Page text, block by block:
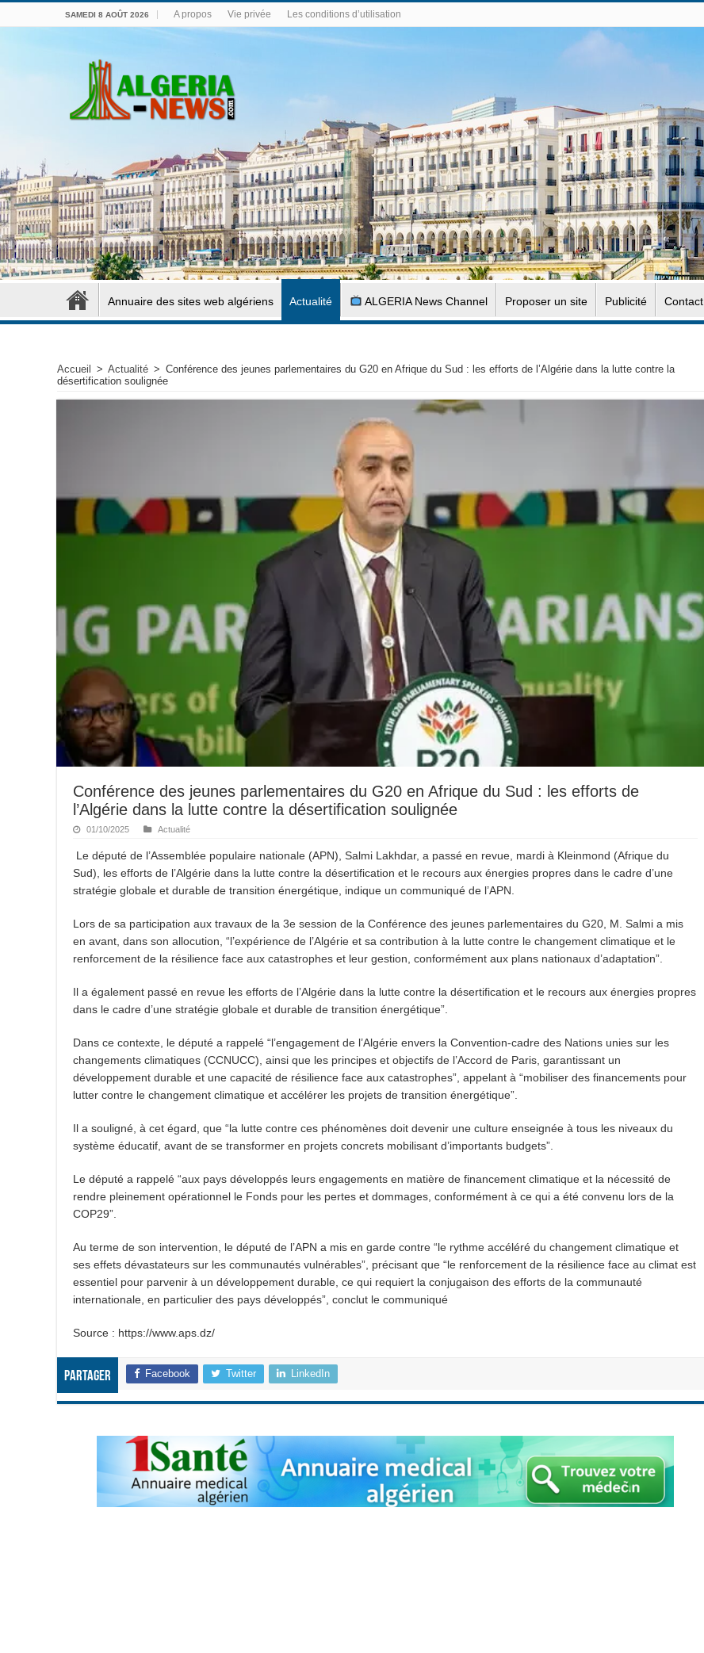
SAMEDI 8 AOÛT 2026 A propos Vie privée Les conditions d’utilisation
Annuaire des sites web algériens Actualité ALGERIA News Channel Proposer un site Publicité Contact
Accueil > Actualité > Conférence des jeunes parlementaires du G20 en Afrique du Sud : les efforts de l’Algérie dans la lutte contre la
désertification soulignée
Conférence des jeunes parlementaires du G20 en Afrique du Sud : les efforts de
l’Algérie dans la lutte contre la désertification soulignée
01/10/2025 Actualité
Le député de l’Assemblée populaire nationale (APN), Salmi Lakhdar, a passé en revue, mardi à Kleinmond (Afrique du
Sud), les efforts de l’Algérie dans la lutte contre la désertification et le recours aux énergies propres dans le cadre d’une
stratégie globale et durable de transition énergétique, indique un communiqué de l’APN.
Lors de sa participation aux travaux de la 3e session de la Conférence des jeunes parlementaires du G20, M. Salmi a mis
en avant, dans son allocution, “l’expérience de l’Algérie et sa contribution à la lutte contre le changement climatique et le
renforcement de la résilience face aux catastrophes et leur gestion, conformément aux plans nationaux d’adaptation”.
Il a également passé en revue les efforts de l’Algérie dans la lutte contre la désertification et le recours aux énergies propres
dans le cadre d’une stratégie globale et durable de transition énergétique”.
Dans ce contexte, le député a rappelé “l’engagement de l’Algérie envers la Convention-cadre des Nations unies sur les
changements climatiques (CCNUCC), ainsi que les principes et objectifs de l’Accord de Paris, garantissant un
développement durable et une capacité de résilience face aux catastrophes”, appelant à “mobiliser des financements pour
lutter contre le changement climatique et accélérer les projets de transition énergétique”.
Il a souligné, à cet égard, que “la lutte contre ces phénomènes doit devenir une culture enseignée à tous les niveaux du
système éducatif, avant de se transformer en projets concrets mobilisant d’importants budgets”.
Le député a rappelé “aux pays développés leurs engagements en matière de financement climatique et la nécessité de
rendre pleinement opérationnel le Fonds pour les pertes et dommages, conformément à ce qui a été convenu lors de la
COP29”.
Au terme de son intervention, le député de l’APN a mis en garde contre “le rythme accéléré du changement climatique et
ses effets dévastateurs sur les communautés vulnérables”, précisant que “le renforcement de la résilience face au climat est
essentiel pour parvenir à un développement durable, ce qui requiert la conjugaison des efforts de la communauté
internationale, en particulier des pays développés”, conclut le communiqué
Source : https://www.aps.dz/
Partager Facebook Twitter LinkedIn